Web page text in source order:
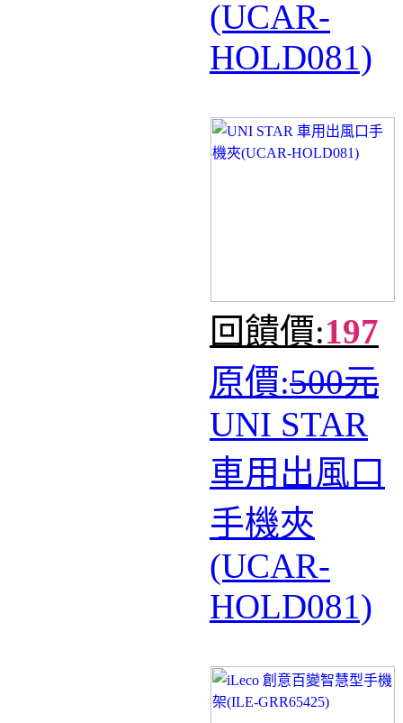
(UCAR-
HOLD081)
回饋價:197
原價:500元
UNI STAR
車用出風口
手機夾
(UCAR-
HOLD081)